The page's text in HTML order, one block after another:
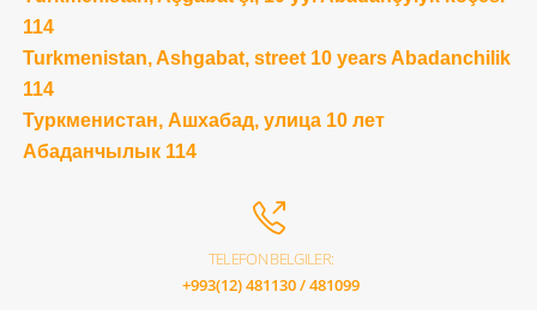
114
Turkmenistan, Ashgabat, street 10 years Abadanchilik
114
Туркменистан, Ашхабад, улица 10 лет
Абаданчылык 114
TELEFON BELGILER:
+993(12) 481130 / 481099